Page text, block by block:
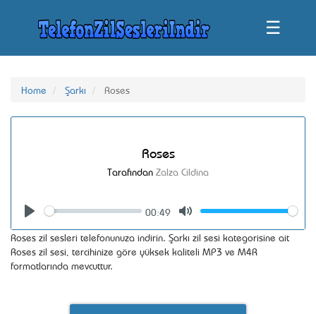
☰
Home Şarkı Roses
Roses
Tarafından Zalza Cildina
Seek
00:49
Volume
Roses zil sesleri telefonunuza indirin. Şarkı zil sesi kategorisine ait
Roses zil sesi, tercihinize göre yüksek kaliteli MP3 ve M4R
formatlarında mevcuttur.